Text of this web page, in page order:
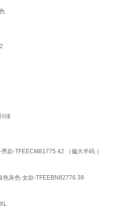
绿
款-TFEECM81775 42 （偏大半码 ）
色灰色-女款-TFEEBN82776 38